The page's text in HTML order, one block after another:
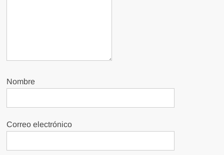
Nombre
Correo electrónico